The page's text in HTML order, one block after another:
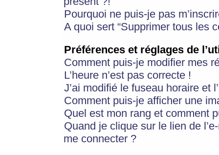
Pourquoi ne puis-je pas
A quoi sert “Supprimer tous les
Préférences et réglages de
Comment puis-je modifier mes
L’heure n’est pas correcte !
J’ai modifié le fuseau horaire et
Comment puis-je afficher une
Quel est mon rang et comment
Quand je clique sur le lien de
me connecter ?